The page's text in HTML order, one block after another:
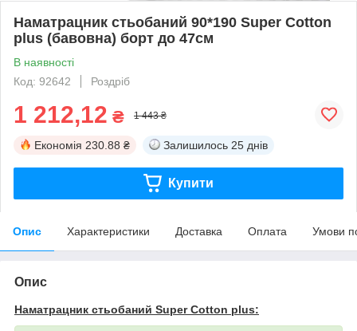
Наматрацник стьобаний 90*190 Super Cotton
plus (бавовна) борт до 47см
В наявності
Код: 92642
Роздріб
1 212,12 ₴ 1 443 ₴
Економія 230.88 ₴ Залишилось 25 днів
Купити
Опис Характеристики Доставка Оплата Умови
Опис
Наматрацник стьобаний Super Cotton plus: